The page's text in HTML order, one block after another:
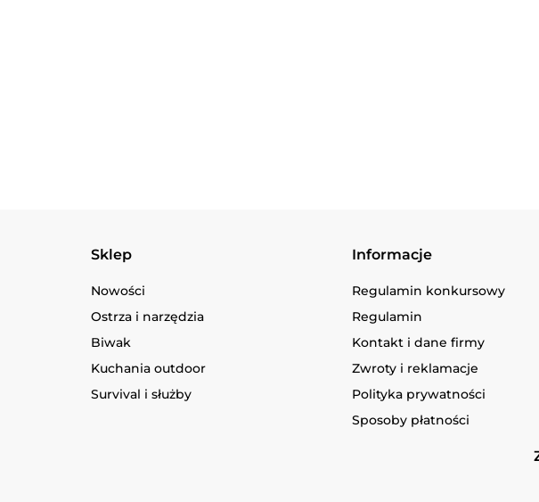
Sklep
Nowości
Ostrza i narzędzia
Biwak
Kuchania outdoor
Survival i służby
Informacje
Regulamin konkursowy
Regulamin
Kontakt i dane firmy
Zwroty i reklamacje
Polityka prywatności
Sposoby płatności